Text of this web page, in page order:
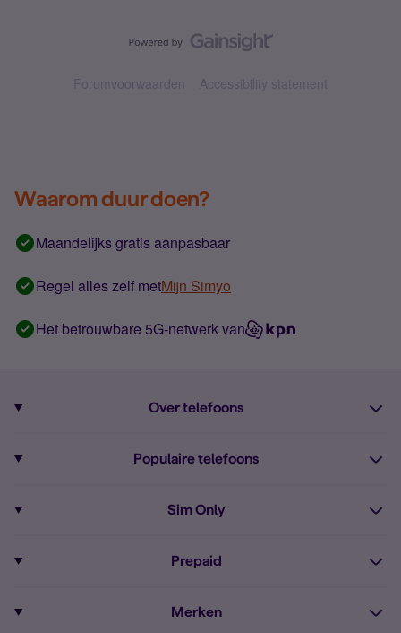
Forumvoorwaarden Accessibility statement
Waarom duur doen?
Maandelijks gratis aanpasbaar
Regel alles zelf metMijn Simyo
Het betrouwbare 5G-netwerk van
Over telefoons
Alle telefoons
Populaire telefoons
iPhone 16
Sim Only
Onbeperkt bellen
Prepaid
Merken